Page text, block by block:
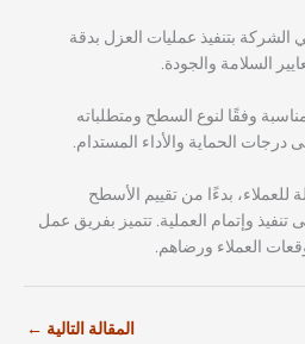
بتنفيذ عمليات العزل بدقة
السلامة والجودة.
وفقًا لنوع السطح ومتطلباته
الحماية والأداء المستدام.
بدءًا من تقييم الأسطح
وإتمام العملية. تتميز بفريق عمل
العملاء ورضاهم.
المقالة التالية ←